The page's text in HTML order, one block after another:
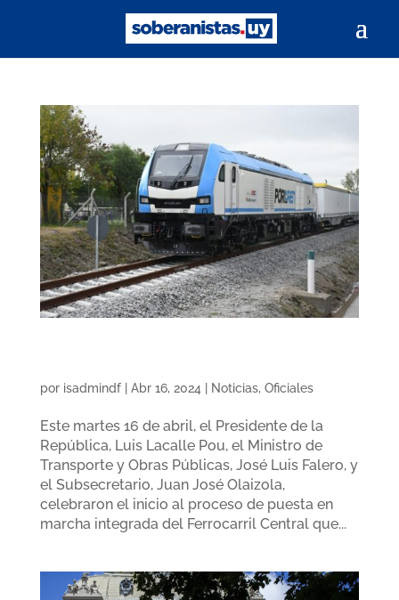
por isadmindf| Abr 16, 2024 Noticias, Oficiales
Este martes 16 de abril, el Presidente de la
República, Luis Lacalle Pou, el Ministro de
Transporte y Obras Públicas, José Luis Falero, y
el Subsecretario, Juan José Olaizola,
celebraron el inicio al proceso de puesta en
marcha integrada del Ferrocarril Central que...